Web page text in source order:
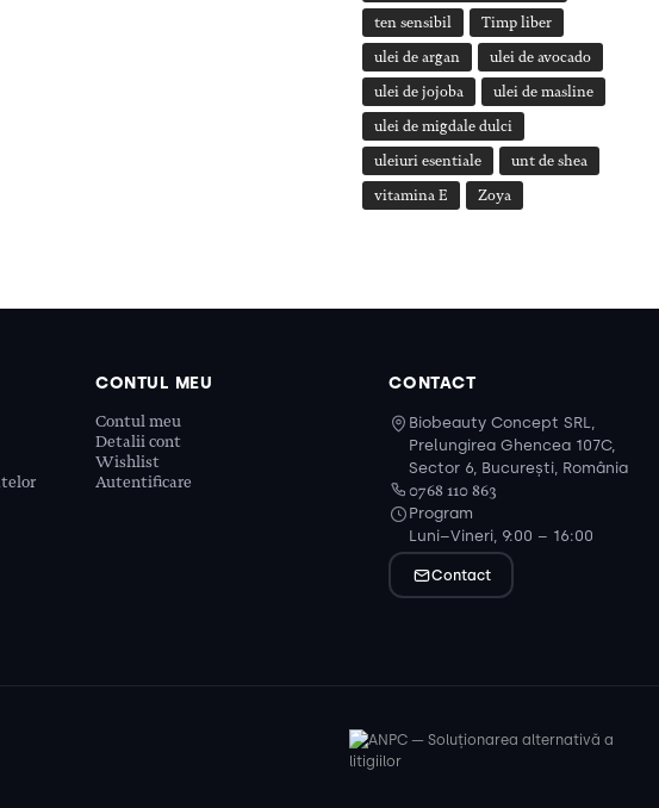
ten sensibil Timp liber
ulei de argan ulei de avocado
ulei de jojoba ulei de masline
ulei de migdale dulci
uleiuri esentiale unt de shea
vitamina E Zoya
CONTUL MEU
Contul meu
Detalii cont
Wishlist
Autentificare
CONTACT
Biobeauty Concept SRL,
Prelungirea Ghencea 107C,
Sector 6, București, România
0768 110 863
Program
Luni–Vineri, 9:00 – 16:00
Contact